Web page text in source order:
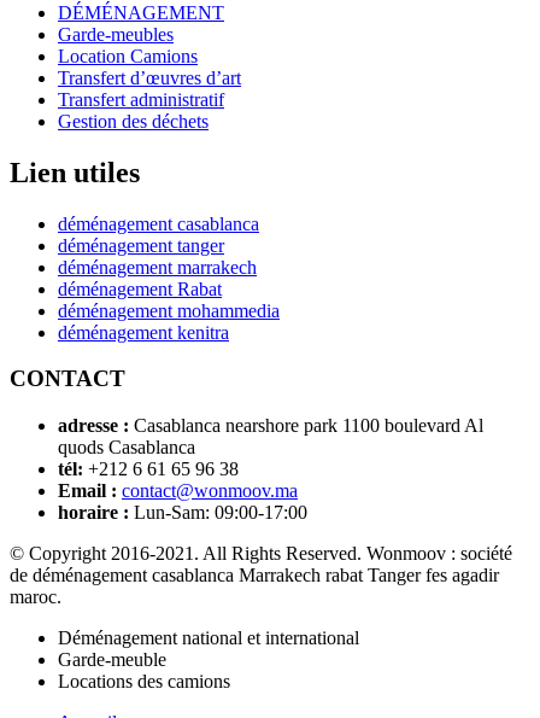
DÉMÉNAGEMENT
Garde-meubles
Location Camions
Transfert d’œuvres d’art
Transfert administratif
Gestion des déchets
Lien utiles
déménagement casablanca
déménagement tanger
déménagement marrakech
déménagement Rabat
déménagement mohammedia
déménagement kenitra
CONTACT
adresse : Casablanca nearshore park 1100 boulevard Al
quods Casablanca
tél: +212 6 61 65 96 38
Email : contact@wonmoov.ma
horaire : Lun-Sam: 09:00-17:00
© Copyright 2016-2021. All Rights Reserved. Wonmoov : société
de déménagement casablanca Marrakech rabat Tanger fes agadir
maroc.
Déménagement national et international
Garde-meuble
Locations des camions